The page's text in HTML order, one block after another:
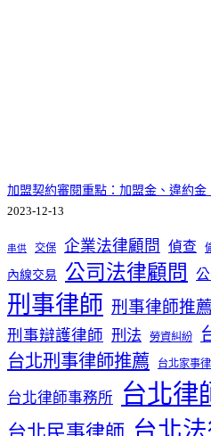
加盟契約審閱重點：加盟金、違約
2023-12-13
串供 交保 企業法律顧問 偵查
內線交易 公司法律顧問
刑事律師 刑事律師推薦
刑事辯護律師 刑法 勞資糾紛
台北刑事律師推薦
台北家事
台北律師事務所 台北律
台北